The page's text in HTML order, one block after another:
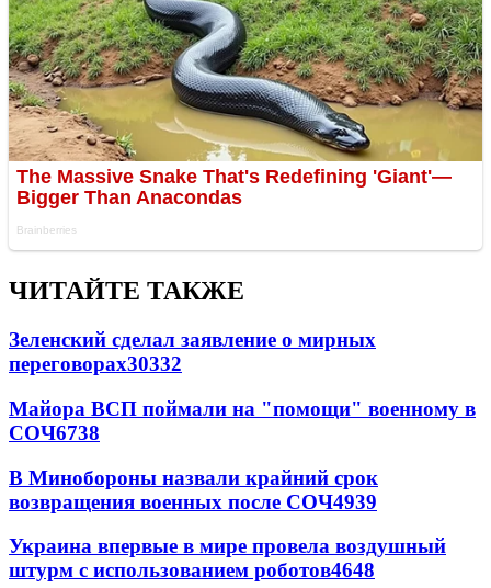
ЧИТАЙТЕ ТАКЖЕ
Зеленский сделал заявление о мирных
переговорах30332
Майора ВСП поймали на "помощи" военному в
СОЧ6738
В Минобороны назвали крайний срок
возвращения военных после СОЧ4939
Украина впервые в мире провела воздушный
штурм с использованием роботов4648